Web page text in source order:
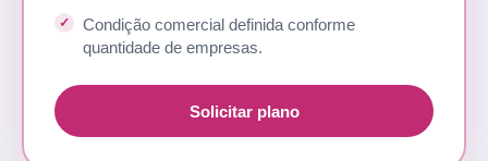
Condição comercial definida conforme
quantidade de empresas.
Solicitar plano